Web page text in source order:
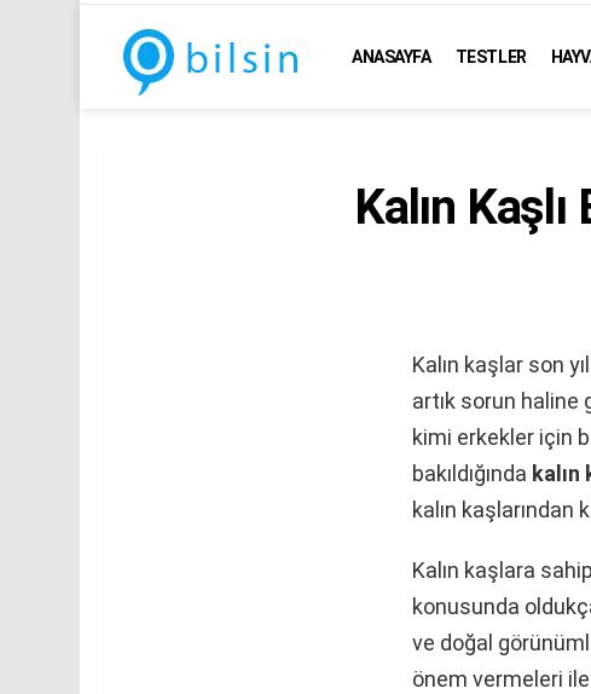
ANASAYFA TESTLER
Kalın
Kalın kaşlar son
artık sorun haline
kimi erkekler için
bakıldığında kalın
kalın kaşlarından
Kalın kaşlara
konusunda
ve doğal
önem vermeleri